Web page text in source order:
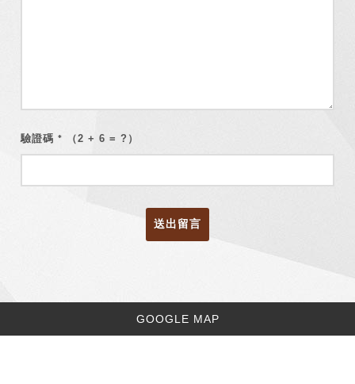
驗證碼* （2 + 6 = ?）
送出留言
GOOGLE MAP